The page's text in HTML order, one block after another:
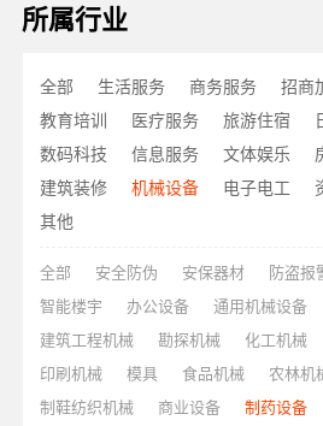
所属行业
全部 生活服务 商务服务 招商
教育培训
医疗服务 旅游住宿
数码科技
信息服务 文体娱乐
建筑装修
机械设备 电子电工
其他
全部 安全防伪 安保器材 防盗报
智能楼宇
办公设备 通用机械设备
建筑工程机械
勘探机械 化工机械
印刷机械
模具 食品机械 农林机
制鞋纺织机械
商业设备 制药设备